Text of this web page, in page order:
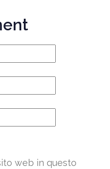
web in questo